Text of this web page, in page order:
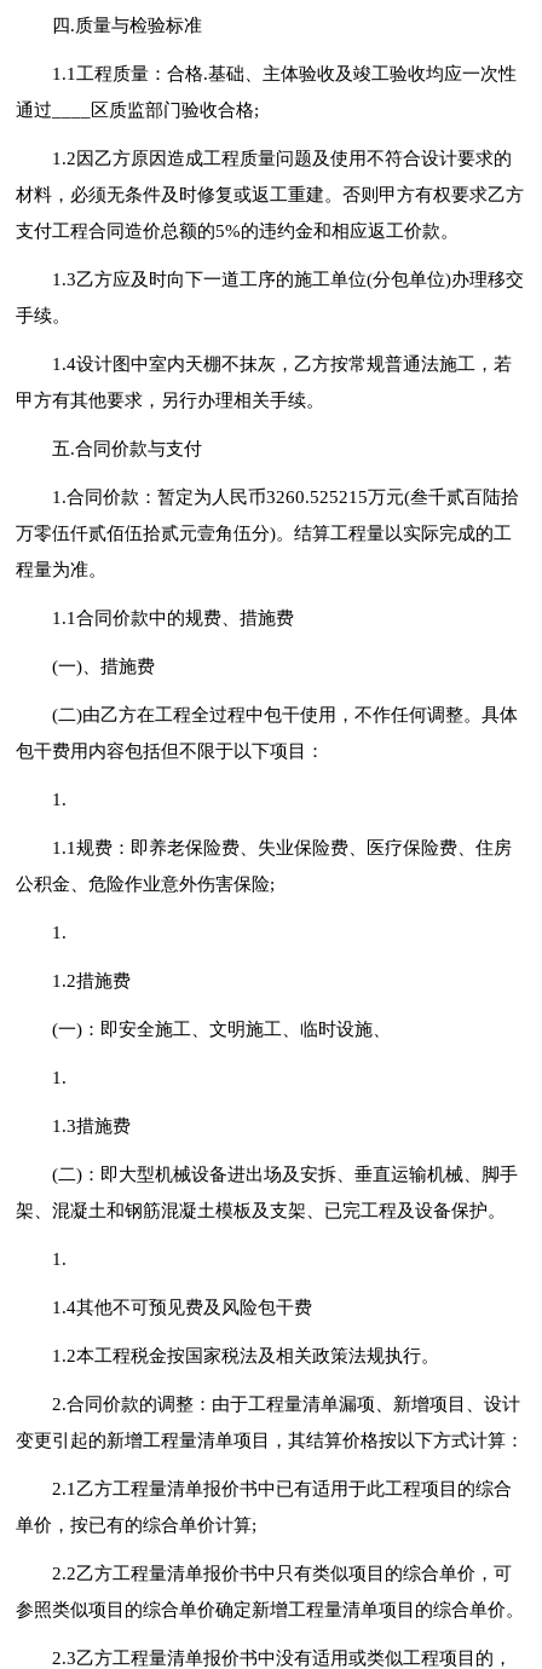
四.质量与检验标准
1.1工程质量：合格.基础、主体验收及竣工验收均应一次性
通过____区质监部门验收合格;
1.2因乙方原因造成工程质量问题及使用不符合设计要求的
材料，必须无条件及时修复或返工重建。否则甲方有权要求乙方
支付工程合同造价总额的5%的违约金和相应返工价款。
1.3乙方应及时向下一道工序的施工单位(分包单位)办理移交
手续。
1.4设计图中室内天棚不抹灰，乙方按常规普通法施工，若
甲方有其他要求，另行办理相关手续。
五.合同价款与支付
1.合同价款：暂定为人民币3260.525215万元(叁千贰百陆拾
万零伍仟贰佰伍拾贰元壹角伍分)。结算工程量以实际完成的工
程量为准。
1.1合同价款中的规费、措施费
(一)、措施费
(二)由乙方在工程全过程中包干使用，不作任何调整。具体
包干费用内容包括但不限于以下项目：
1.
1.1规费：即养老保险费、失业保险费、医疗保险费、住房
公积金、危险作业意外伤害保险;
1.
1.2措施费
(一)：即安全施工、文明施工、临时设施、
1.
1.3措施费
(二)：即大型机械设备进出场及安拆、垂直运输机械、脚手
架、混凝土和钢筋混凝土模板及支架、已完工程及设备保护。
1.
1.4其他不可预见费及风险包干费
1.2本工程税金按国家税法及相关政策法规执行。
2.合同价款的调整：由于工程量清单漏项、新增项目、设计
变更引起的新增工程量清单项目，其结算价格按以下方式计算：
2.1乙方工程量清单报价书中已有适用于此工程项目的综合
单价，按已有的综合单价计算;
2.2乙方工程量清单报价书中只有类似项目的综合单价，可
参照类似项目的综合单价确定新增工程量清单项目的综合单价。
2.3乙方工程量清单报价书中没有适用或类似工程项目的，